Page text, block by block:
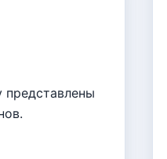
представлены